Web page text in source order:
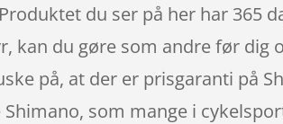
du ser på her har 365
kan du gøre som andre før dig
på, at der er prisgaranti på
som mange i